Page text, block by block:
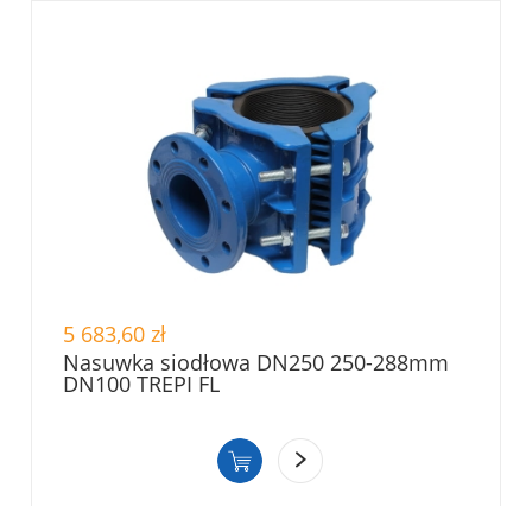
5 683,60 zł
Nasuwka siodłowa DN250 250-288mm
DN100 TREPI FL